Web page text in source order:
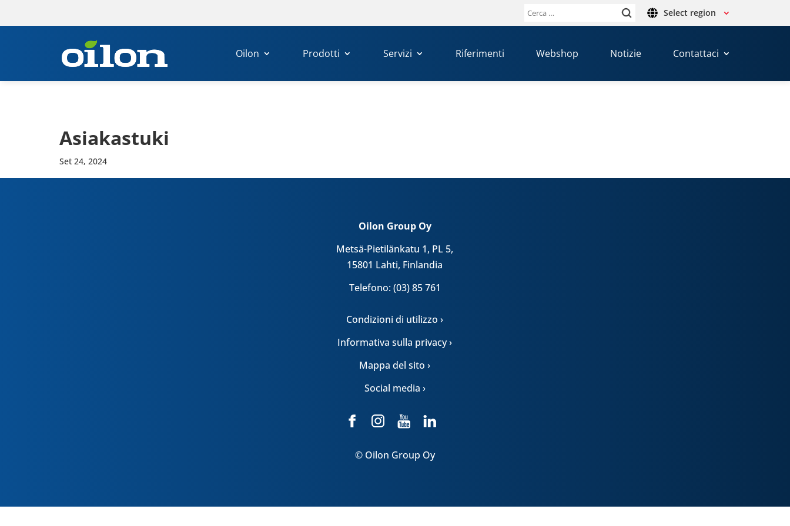
Ricerca Select region
Oilon Prodotti Servizi Riferimenti Webshop Notizie Contattaci
Asia­ka­stuki
Set 24, 2024
Oilon Group Oy
Metsä-Pietilänkatu 1, PL 5,
15801 Lahti, Finlandia
Telefono: (03) 85 761
Condizioni di utilizzo ›
Informativa sulla privacy ›
Mappa del sito ›
Social media ›
© Oilon Group Oy